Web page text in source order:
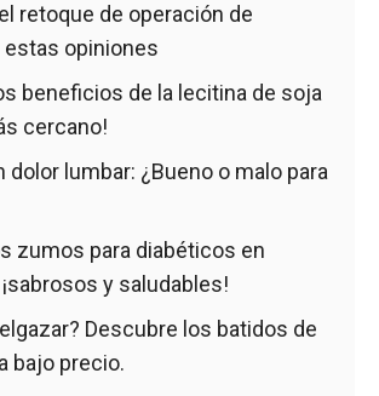
retoque de operación de
estas opiniones
beneficios de la lecitina de soja
cercano!
dolor lumbar: ¿Bueno o malo para
zumos para diabéticos en
y saludables!
Descubre los batidos de
bajo precio.